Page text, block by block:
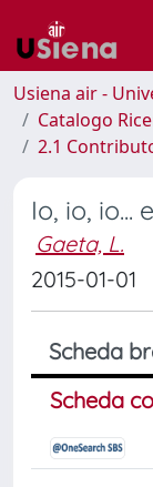
Usiena air -
Catalogo
2.1
Io, io, io...
Gaeta, L.
2015-01-01
Scheda
Scheda